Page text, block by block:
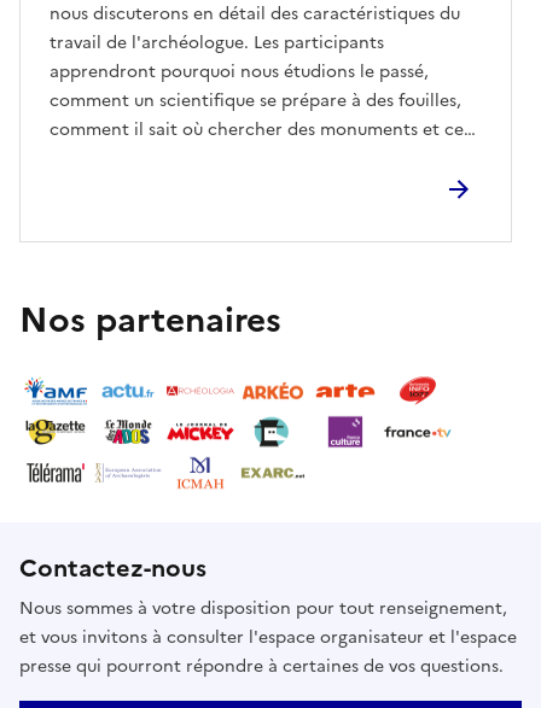
nous discuterons en détail des caractéristiques du
travail de l'archéologue. Les participants
apprendront pourquoi nous étudions le passé,
comment un scientifique se prépare à des fouilles,
comment il sait où chercher des monuments et ce
pourquoi dans le passé (comme Jan Długosz) on
sol. Nous examinerons également comment se sont
déroulées les différentes époques archéologiques et
l’immatériel.Dans la partie atelier, les participants
créeront leurs propres œuvres artistiques.
Nos partenaires
Contactez-nous
Nous sommes à votre disposition pour tout renseignement,
et vous invitons à consulter l'espace organisateur et l'espace
presse qui pourront répondre à certaines de vos questions.